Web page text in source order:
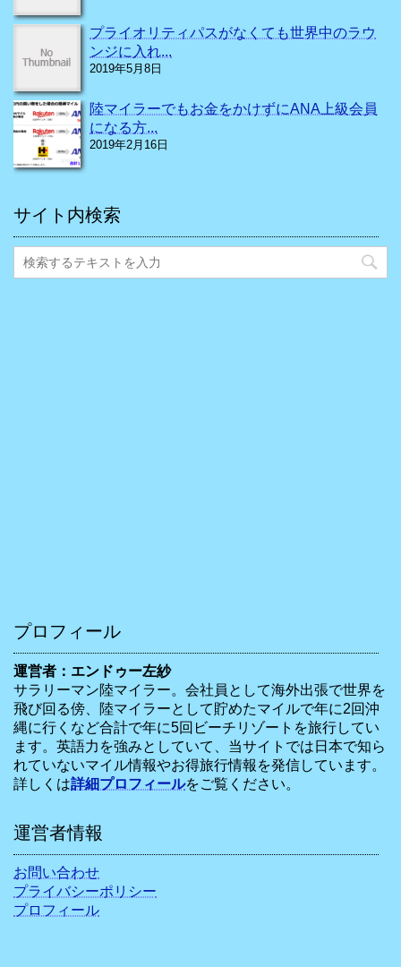
プライオリティパスがなくても世界中のラウ
ンジに入れ...
2019年5月8日
陸マイラーでもお金をかけずにANA上級会員
になる方...
2019年2月16日
サイト内検索
プロフィール
運営者：エンドゥー左紗
サラリーマン陸マイラー。会社員として海外出張で世界を
飛び回る傍、陸マイラーとして貯めたマイルで年に2回沖
縄に行くなど合計で年に5回ビーチリゾートを旅行してい
ます。英語力を強みとしていて、当サイトでは日本で知ら
れていないマイル情報やお得旅行情報を発信しています。
詳しくは詳細プロフィールをご覧ください。
運営者情報
お問い合わせ
プライバシーポリシー
プロフィール